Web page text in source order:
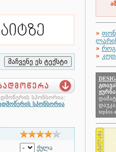
სპონსორია:
სპონსორია
ქულა
»
»
»
teplos